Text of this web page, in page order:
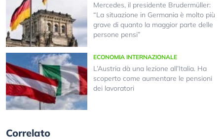
Mercedes, il presidente Brudermüller:
“La situazione in Germania è molto più
grave di quanto la maggior parte delle
persone pensi”
ECONOMIA INTERNAZIONALE
L’Austria dà una lezione all’Italia. Ha
scoperto come aumentare le pensioni
dei lavoratori
Correlato